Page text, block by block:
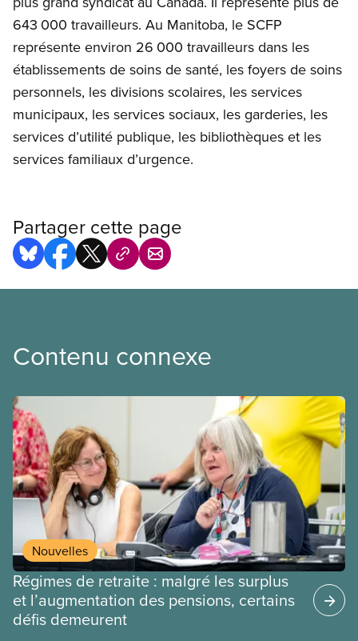
643 000 travailleurs. Au Manitoba, le SCFP
représente environ 26 000 travailleurs dans les
établissements de soins de santé, les foyers de soins
personnels, les divisions scolaires, les services
municipaux, les services sociaux, les garderies, les
services d’utilité publique, les bibliothèques et les
services familiaux d’urgence.
Partager cette page
Contenu connexe
Nouvelles
Régimes de retraite : malgré les surplus
et l’augmentation des pensions, certains
défis demeurent